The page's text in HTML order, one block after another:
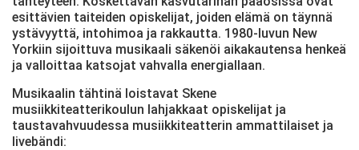
esittävien taiteiden opiskelijat, joiden elämä on täynnä
ystävyyttä, intohimoa ja rakkautta. 1980-luvun New
Yorkiin sijoittuva musikaali säkenöi aikakautensa henkeä
ja valloittaa katsojat vahvalla energiallaan.
Musikaalin tähtinä loistavat Skene
musiikkiteatterikoulun lahjakkaat opiskelijat ja
taustavahvuudessa musiikkiteatterin ammattilaiset ja
livebändi: